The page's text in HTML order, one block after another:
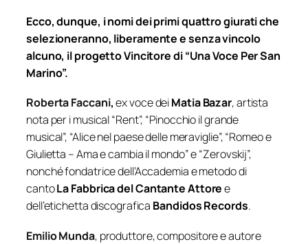
Ecco, dunque, i nomi dei primi quattro giurati che
selezioneranno, liberamente e senza vincolo
alcuno, il progetto Vincitore di “Una Voce Per San
Marino”.
Roberta Faccani,ex voce deiMatia Bazar, artista
nota per i musical “Rent”, “Pinocchio il grande
musical”, “Alice nel paese delle meraviglie”, “Romeo e
Giulietta – Ama e cambia il mondo” e “Zerovskij”,
nonché fondatrice dell’Accademia e metodo di
cantoLa Fabbrica del Cantante Attoree
dell’etichetta discografica Bandidos Records.
Emilio Munda, produttore, compositore e autore